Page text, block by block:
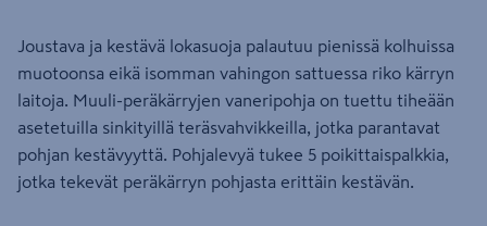
Joustava ja kestävä lokasuoja palautuu pienissä kolhuissa
muotoonsa eikä isomman vahingon sattuessa riko kärryn
laitoja. Muuli-peräkärryjen vaneripohja on tuettu tiheään
asetetuilla sinkityillä teräsvahvikkeilla, jotka parantavat
pohjan kestävyyttä. Pohjalevyä tukee 5 poikittaispalkkia,
jotka tekevät peräkärryn pohjasta erittäin kestävän.